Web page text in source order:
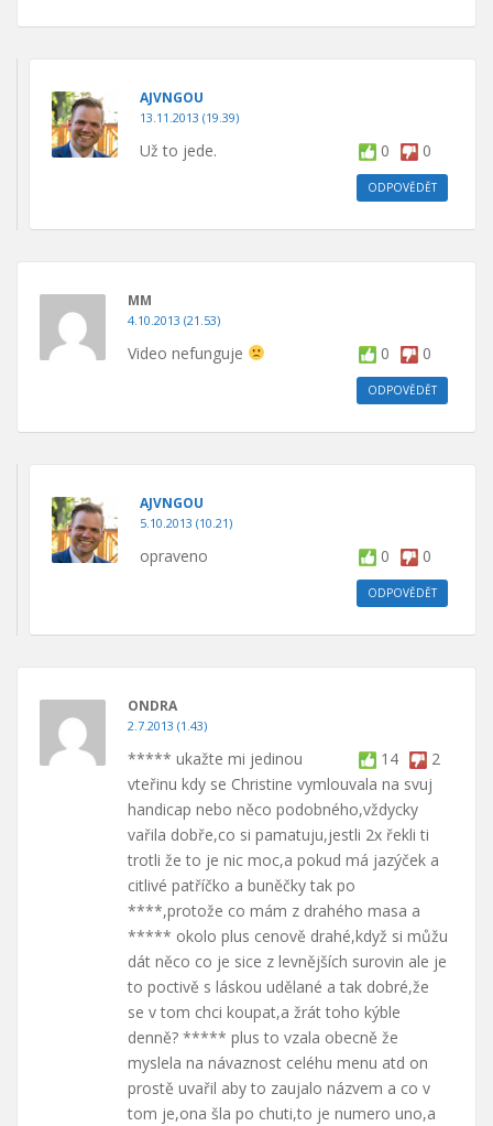
AJVNGOU
13.11.2013 (19.39)
0 0
Už to jede.
ODPOVĚDĚT
MM
4.10.2013 (21.53)
0 0
Video nefunguje
ODPOVĚDĚT
AJVNGOU
5.10.2013 (10.21)
0 0
opraveno
ODPOVĚDĚT
ONDRA
2.7.2013 (1.43)
14 2
***** ukažte mi jedinou
vteřinu kdy se Christine vymlouvala na svuj
handicap nebo něco podobného,vždycky
vařila dobře,co si pamatuju,jestli 2x řekli ti
trotli že to je nic moc,a pokud má jazýček a
citlivé patříčko a buněčky tak po
****,protože co mám z drahého masa a
***** okolo plus cenově drahé,když si můžu
dát něco co je sice z levnějších surovin ale je
to poctivě s láskou udělané a tak dobré,že
se v tom chci koupat,a žrát toho kýble
denně? ***** plus to vzala obecně že
myslela na návaznost celéhu menu atd on
prostě uvařil aby to zaujalo názvem a co v
tom je,ona šla po chuti,to je numero uno,a